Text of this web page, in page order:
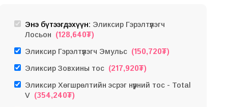
Энэ бүтээгдэхүүн: Эликсир Гэрэлтүүлэгч
Лосьон (128,640₮)
Эликсир Гэрэлтүүлэгч Эмульс (150,720₮)
Эликсир Зовхины тос (217,920₮)
Эликсир Хөгшрөлтийн эсрэг нүүрний тос - Total
V (354,240₮)